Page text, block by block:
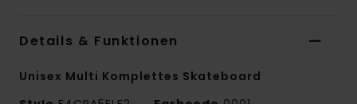
Details & Funktionen
Unisex Multi Komplettes Skateboard